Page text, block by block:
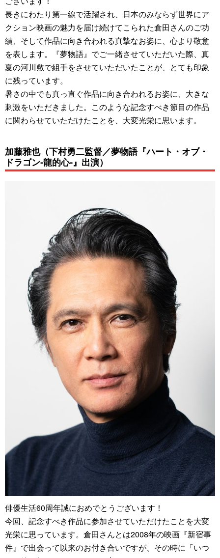
長きにわたり第一線で活躍され、日本のみならず世界にア
クション映画の魅力を届け続けてこられた倉田さんのご功
績、そして作品に向き合われる真摯なお姿に、心より敬意
を表します。『夢物語』でご一緒させていただいた際、真
夏の河川敷で組手をさせていただいたことが、とても印象
に残っています。
暑さの中でも真っ直ぐ作品に向き合われるお姿に、大きな
刺激をいただきました。このような記念すべき節目の作品
に関わらせていただけたことを、大変光栄に思います。
加藤雅也（下村勇二監督／夢物語『ハート・オブ・
ドラゴン‐龍的心‐』出演）
俳優生活60周年誠におめでとうございます！
今回、記念すべき作品に参加させていただけたことを大変
光栄に思っています。倉田さんとは2008年の映画『新宿事
件』で出会って以来のお付き合いですが、その時に「いつ